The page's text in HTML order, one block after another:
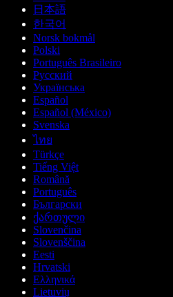
日本語
한국어
Norsk bokmål
Polski
Português Brasileiro
Русский
Українська
Español
Español (México)
Svenska
ไทย
Türkçe
Tiếng Việt
Română
Português
Български
ქართული
Slovenčina
Slovenščina
Eesti
Hrvatski
Ελληνικά
Lietuvių